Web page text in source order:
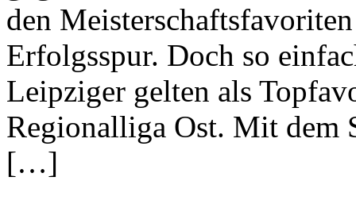
den
Erfolgsspur. Doch so
Leipziger gelten als
Regionalliga Ost. Mit
[…]